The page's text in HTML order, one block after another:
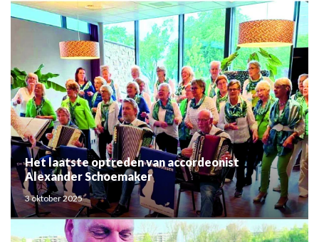
Het laatste optreden van accordeonist
Alexander Schoemaker
3 oktober 2025